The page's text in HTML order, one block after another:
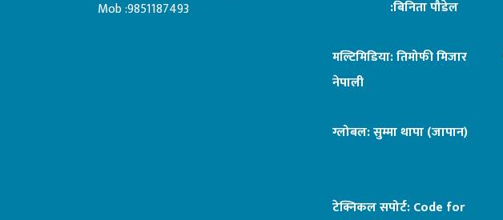
Mob :9851187493
:बिनिता पौडेल
मल्टिमिडिया: तिमोफी मिजार
नेपाली
ग्लोबल: सुम्मा थापा (जापान)
टेक्निकल सपोर्ट:Code for